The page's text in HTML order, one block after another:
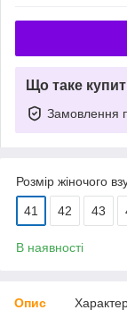
Що таке
Замовлення
Розмір жіночого
41 42 43
В наявності
Опис